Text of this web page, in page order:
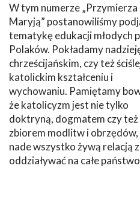
W tym numerze „Przymierza
Maryją” postanowiliśmy
tematykę edukacji młodych
Polaków. Pokładamy
chrześcijańskim, czy też
katolickim kształceniu i
wychowaniu. Pamiętamy
że katolicyzm jest nie tylko
doktryną, dogmatem czy też
zbiorem modlitw i obrzędów,
nade wszystko żywą relacją
oddziaływać na całe